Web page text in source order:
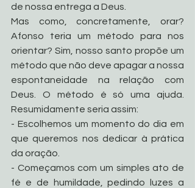
de nossa entrega a Deus.
Mas como, concretamente, orar?
Afonso teria um método para nos
orientar? Sim, nosso santo propõe um
método que não deve apagar a nossa
espontaneidade na relação com
Deus. O método é só uma ajuda.
Resumidamente seria assim:
- Escolhemos um momento do dia em
que queremos nos dedicar à prática
da oração.
- Começamos com um simples ato de
fé e de humildade, pedindo luzes a